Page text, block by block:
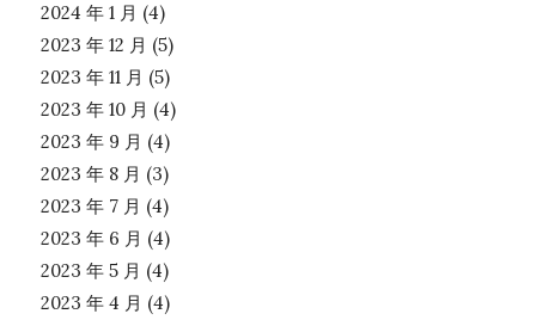
2024 年 1 月 (4)
2023 年 12 月 (5)
2023 年 11 月 (5)
2023 年 10 月 (4)
2023 年 9 月 (4)
2023 年 8 月 (3)
2023 年 7 月 (4)
2023 年 6 月 (4)
2023 年 5 月 (4)
2023 年 4 月 (4)